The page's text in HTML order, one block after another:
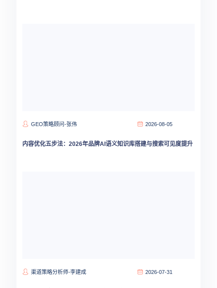
GEO策略顾问-张伟 2026-08-05
内容优化五步法：2026年品牌AI语义知识库搭建与搜索可见度提升
渠道策略分析师-李建成 2026-07-31